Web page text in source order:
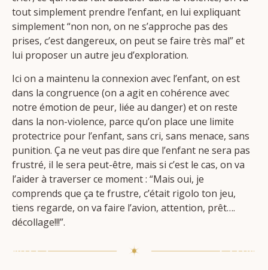
tout simplement prendre l’enfant, en lui expliquant
simplement “non non, on ne s’approche pas des
prises, c’est dangereux, on peut se faire très mal” et
lui proposer un autre jeu d’exploration.
Ici on a maintenu la connexion avec l’enfant, on est
dans la congruence (on a agit en cohérence avec
notre émotion de peur, liée au danger) et on reste
dans la non-violence, parce qu’on place une limite
protectrice pour l’enfant, sans cri, sans menace, sans
punition. Ça ne veut pas dire que l’enfant ne sera pas
frustré, il le sera peut-être, mais si c’est le cas, on va
l’aider à traverser ce moment : “Mais oui, je
comprends que ça te frustre, c’était rigolo ton jeu,
tiens regarde, on va faire l’avion, attention, prêt….
décollage!!!”.